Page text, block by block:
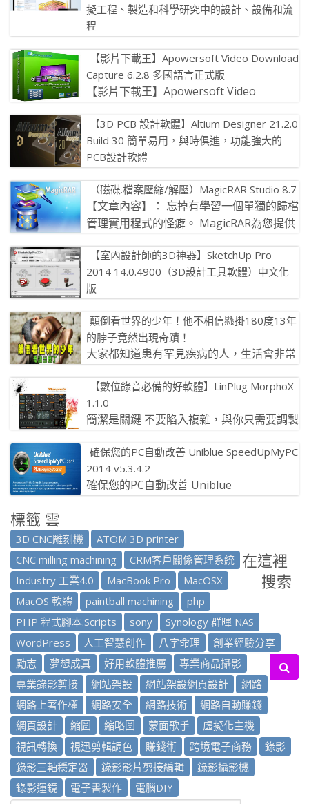
擬工程、製造和科學研究中的設計、設備和流
程
平台，涵蓋建模工作流程中的所有步驟 從定義幾何形狀、
材 […]
【影片下載王】Apowersoft Video Download
Capture 6.2.8 多國語言正式版
【影片下載王】Apowersoft Video
[…]
【3D PCB 設計軟體】Altium Designer 21.2.0
Build 30 簡單易用，與時俱進，功能強大的
PCB設計軟體
體驗和生產力，從而簡化了設計體驗並實現了空前的效能改
善，並藉助64 […]
（磁碟.檔案壓縮/解壓）MagicRAR Studio 8.7
【文章內容】： 忘掉有學習一個單獨的歸檔
管理實用程式的怪癖。 MagicRAR為您提供
【室內設計師的3D神器】SketchUp Pro
2014 14.0.4900（3D設計工具軟體）中文化
版
環境中探索和表達想法的簡單且強大的工具。 Sk […]
顛倒看世界的少年！他不相信懸掛180度13年
的脖子竟然出現奇蹟！
大家都知道患有罕見疾病的人，生活會非常
亨德拉，他患有一種罕見的病症，稱 […]
【數位錄音必備的好軟體】LinPlug MorphoX
1.1.0
簡潔是關鍵 不要陷入複雜，與你只需要調製
和轉化。 變形變得簡單，實時，在 […]
確保您的PC自動改善 Uniblue SpeedUpMyPC
2014 v5.3.4.2
確保您的PC自動改善 Uniblue
[…]
標籤 雲
3D CNC雕刻機
ATOM 3D printer
CNC milling machining
CRM客戶關係管理系統
Industry 工業4.0
MacBook Pro
MacOSX
MacOS 軟體
paintball machining
php
PHP 程式腳本.Scripts
sony
Synology 群暉 NAS
WordPress
人工智慧創作 八字命理
創業經驗分享
勵志
夢想成真 好用軟體推薦
專業商品攝影
專業錄影剪接
網站架設 網站架設網頁設計
網路
網路上著作權
網路安全 網路技術
網路自動賺錢
網頁設計
縮圖 縮略圖 蒙面歌手
虛擬化主機
視訊轉換
視迅剪輯調色 賺錢術 跨境電子商務
錄影
錄影三軸穩定器
錄影影片剪接編輯
錄影攝影機
錄影運鏡
電子書製作 電腦DIY
在這裡
搜索